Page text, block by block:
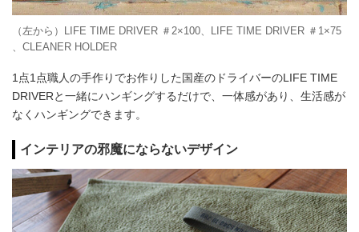
（左から）LIFE TIME DRIVER ＃2×100、LIFE TIME DRIVER ＃1×75
、CLEANER HOLDER
1点1点職人の手作りでお作りした国産のドライバーのLIFE TIME
DRIVERと一緒にハンギングするだけで、一体感があり、生活感が
なくハンギングできます。
インテリアの邪魔にならないデザイン